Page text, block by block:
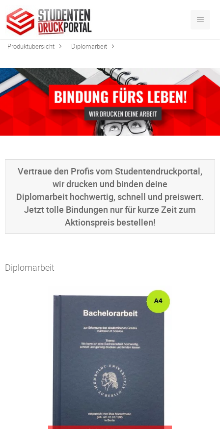
Produktübersicht Diplomarbeit
Vertraue den Profis vom Studentendruckportal,
wir drucken und binden deine
Diplomarbeit hochwertig, schnell und preiswert.
Jetzt tolle Bindungen nur für kurze Zeit zum
Aktionspreis bestellen!
Diplomarbeit